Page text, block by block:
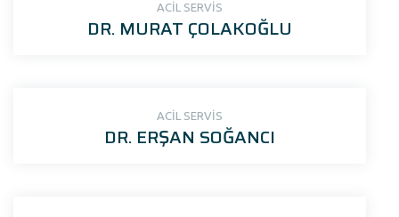
ACİL SERVİS
DR. MURAT ÇOLAKOĞLU
ACİL SERVİS
DR. ERŞAN SOĞANCI